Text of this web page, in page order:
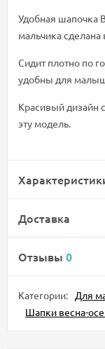
Удобная шапочка
мальчика
Сидит плотно по
удобны для
Красивый дизайн
эту модель.
Доставка
Отзывы 0
Категории: Для
Шапки весна-